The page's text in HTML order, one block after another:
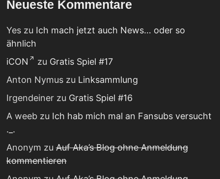
Neueste Kommentare
Yeszu Ich mach jetzt auch News… oder so
ähnlich
iCON
zu Gratis Spiel #17
Anton Nymuszu Linksammlung
Irgendeinerzu Gratis Spiel #16
A weebzu Ich hab mich mal an Fansubs versucht
._.
Anonym zuAuf Aka’s Blog ohne Anmeldung
kommentieren